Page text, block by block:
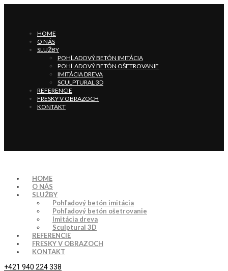
HOME
O NÁS
SLUŽBY
POHĽADOVÝ BETÓN IMITÁCIA
POHĽADOVÝ BETÓN OŠETROVANIE
IMITÁCIA DREVA
SCULPTURAL 3D
REFERENCIE
FRESKY V OBRAZOCH
KONTAKT
HOME
O NÁS
SLUŽBY
Pohľadový betón imitácia
Pohľadový betón ošetrovanie
Imitácia dreva
Sculptural 3D
REFERENCIE
FRESKY V OBRAZOCH
KONTAKT
+421 940 224 338